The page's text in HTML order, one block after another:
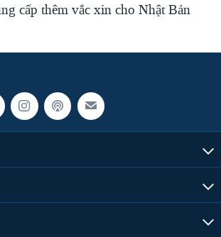
cấp thêm vắc xin cho Nhật Bản